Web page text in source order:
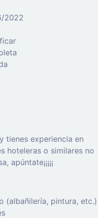
2022
tienes experiencia en
hoteleras o similares no
(albañilería, pintura, etc.)